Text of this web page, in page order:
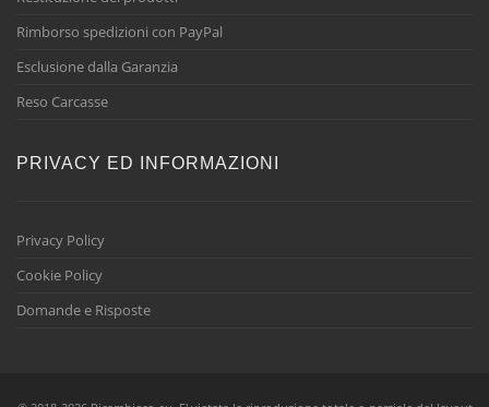
Rimborso spedizioni con PayPal
Esclusione dalla Garanzia
Reso Carcasse
PRIVACY ED INFORMAZIONI
Privacy Policy
Cookie Policy
Domande e Risposte